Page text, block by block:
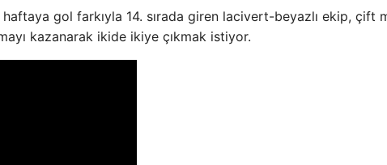
gol farkıyla 14. sırada giren lacivert-beyazlı ekip, çift
kazanarak ikide ikiye çıkmak istiyor.